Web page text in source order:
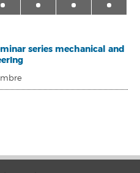
series mechanical and